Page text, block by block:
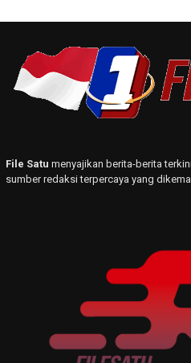
File Satu menyajikan berita-berita
sumber redaksi terpercaya yang